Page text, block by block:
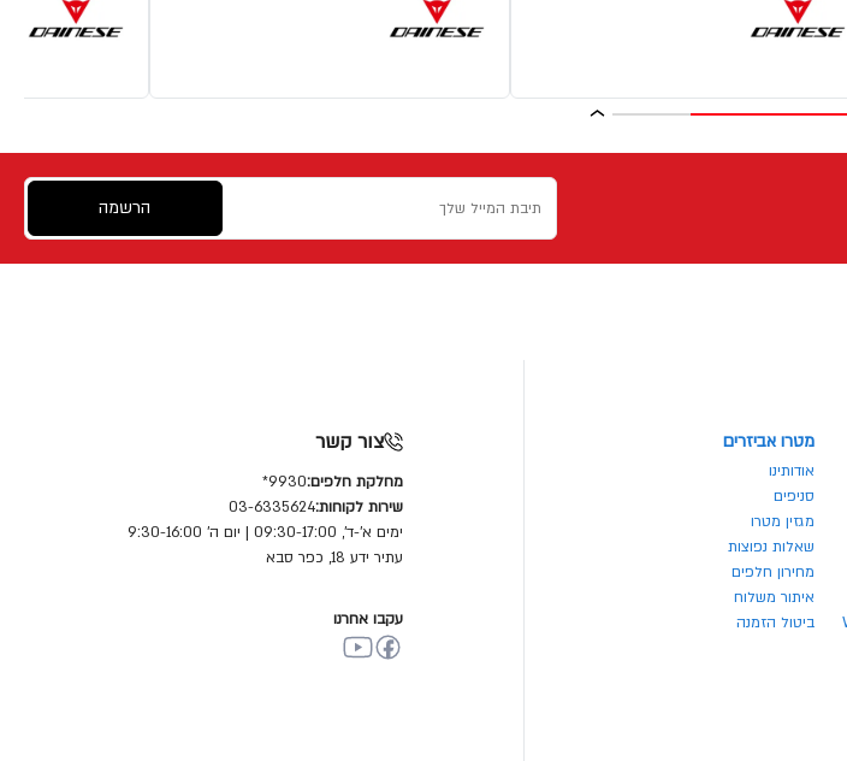
הרשמה
מטרו אביזרים
אודותינו
סניפים
מגזין מטרו
שאלות נפוצות
מחירון חלפים
איתור משלוח
ביטול הזמנה
צור קשר
מחלקת חלפים:9930*
שירות לקוחות:03-6335624
ימים א'-ד', 09:30-17:00 | יום ה' 9:30-16:00
עתיר ידע 18, כפר סבא
עקבו אחרנו